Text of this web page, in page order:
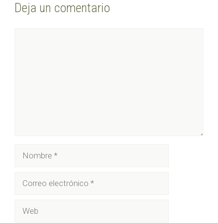
Deja un comentario